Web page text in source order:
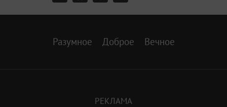
Разумное Доброе Вечное
РЕКЛАМА